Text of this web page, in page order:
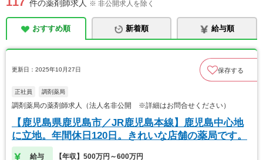
件の薬剤師求人 ※ 非公開求人を除く
おすすめ順 新着順 給与順
更新日：2025年10月27日 保存する
正社員 調剤薬局
調剤薬局の薬剤師求人（法人名非公開 ※詳細はお問合せください）
【鹿児島県鹿児島市／JR鹿児島本線】鹿児島中心地
に立地。年間休日120日。きれいな店舗の薬局です。
給与 【年収】500万円～600万円